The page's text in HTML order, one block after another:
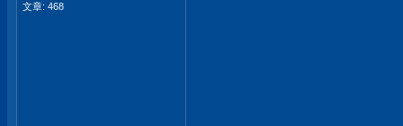
文章: 468